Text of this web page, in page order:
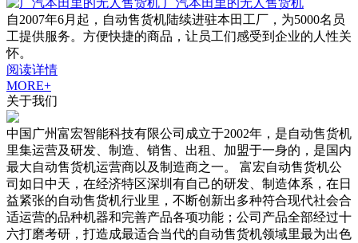
广汽本田里的无人售货机
自2007年6月起，自动售货机陆续进驻本田工厂，为5000名员
工提供服务。方便快捷的商品，让员工们感受到企业的人性关
怀。
阅读详情
MORE+
关于我们
中国广州富宏智能科技有限公司成立于2002年，是自动售货机
里集运营及研发、制造、销售、出租、加盟于一身的，是国内
最大自动售货机运营商以及制造商之一。 富宏自动售货机公
司如日中天，在经济特区深圳有自己的研发、制造体系，在日
益紧张的自动售货机行业里，不断创新出多种符合现代社会合
适运营的品种机器和完善产品各项功能；公司产品全部经过十
六打磨考研，打造成最适合当代的自动售货机领域里最为出色